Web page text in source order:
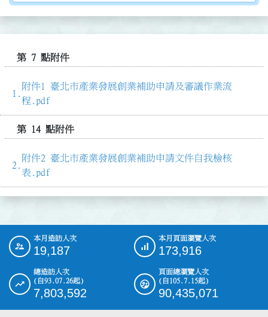
第 7 點附件
附件1 臺北市產業發展創業補助申請及審議作業流
程.pdf
第 14 點附件
附件2 臺北市產業發展創業補助申請文件自我檢核
表.pdf
::: 本月造訪人次
19,187
本月頁面瀏覽人次
173,916
總造訪人次
(自93.07.26起)
7,803,592
頁面總瀏覽人次
(自105.7.15起)
90,435,071